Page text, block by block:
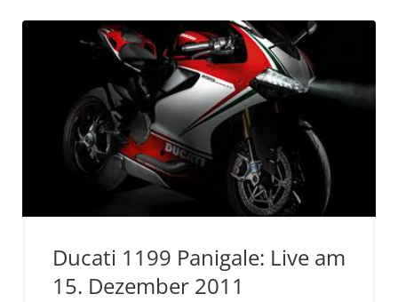
Ducati 1199 Panigale: Live am
15. Dezember 2011